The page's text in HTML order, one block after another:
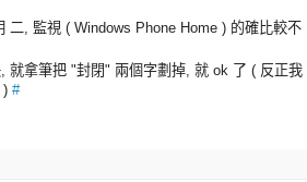
二, 監視 ( Windows Phone Home ) 的確比較不
就拿筆把 "封閉" 兩個字劃掉, 就 ok 了 ( 反正我
) #